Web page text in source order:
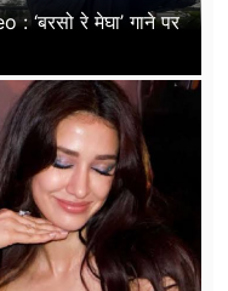
रे मेघा’ गाने पर